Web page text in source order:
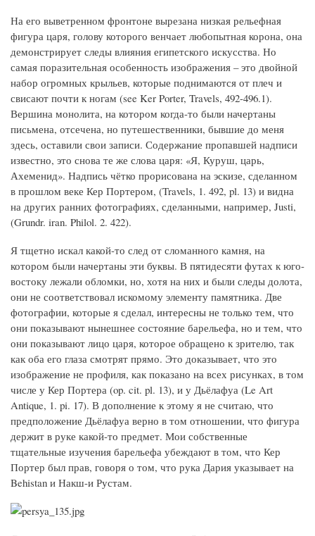
На его выветренном фронтоне вырезана низкая рельефная
фигура царя, голову которого венчает любопытная корона, она
демонстрирует следы влияния египетского искусства. Но
самая поразительная особенность изображения – это двойной
набор огромных крыльев, которые поднимаются от плеч и
свисают почти к ногам (see Ker Porter, Travels, 492-496.1).
Вершина монолита, на котором когда-то были начертаны
письмена, отсечена, но путешественники, бывшие до меня
здесь, оставили свои записи. Содержание пропавшей надписи
известно, это снова те же слова царя: «Я, Куруш, царь,
Ахеменид». Надпись чётко прорисована на эскизе, сделанном
в прошлом веке Кер Портером, (Travels, 1. 492, pl. 13) и видна
на других ранних фотографиях, сделанными, например, Justi,
(Grundr. iran. Philol. 2. 422).
Я тщетно искал какой-то след от сломанного камня, на
котором были начертаны эти буквы. В пятидесяти футах к юго-
востоку лежали обломки, но, хотя на них и были следы долота,
они не соответствовал искомому элементу памятника. Две
фотографии, которые я сделал, интересны не только тем, что
они показывают нынешнее состояние барельефа, но и тем, что
они показывают лицо царя, которое обращено к зрителю, так
как оба его глаза смотрят прямо. Это доказывает, что это
изображение не профиля, как показано на всех рисунках, в том
числе у Кер Портера (op. cit. pl. 13), и у Дьёлафуа (Le Art
Antique, 1. pi. 17). В дополнение к этому я не считаю, что
предположение Дьёлафуа верно в том отношении, что фигура
держит в руке какой-то предмет. Мои собственные
тщательные изучения барельефа убеждают в том, что Кер
Портер был прав, говоря о том, что рука Дария указывает на
Behistan и Накш-и Рустам.